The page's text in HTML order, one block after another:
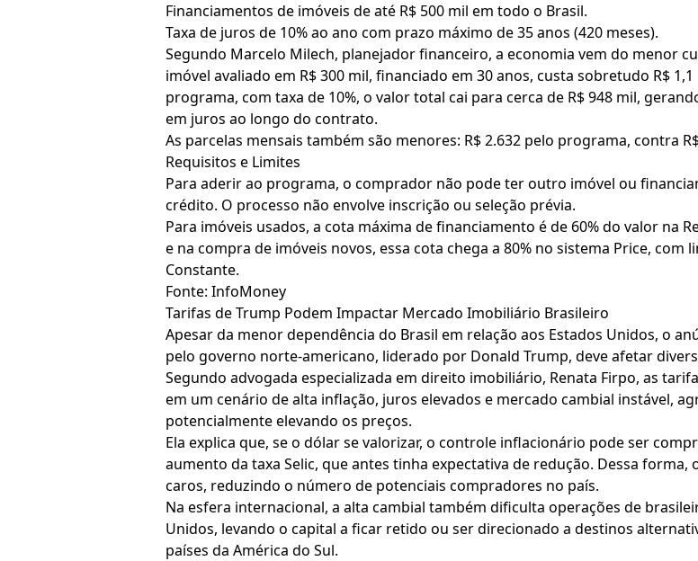
Financiamentos de imóveis de até R$ 500 mil em todo o Brasil.
Taxa de juros de 10% ao ano com prazo máximo de 35 anos (420 meses).
Segundo Marcelo Milech, planejador financeiro, a economia vem do menor
imóvel avaliado em R$ 300 mil, financiado em 30 anos, custa sobretudo R$
programa, com taxa de 10%, o valor total cai para cerca de R$ 948 mil,
em juros ao longo do contrato.
As parcelas mensais também são menores: R$ 2.632 pelo programa, contra
Requisitos e Limites
Para aderir ao programa, o comprador não pode ter outro imóvel ou
crédito. O processo não envolve inscrição ou seleção prévia.
Para imóveis usados, a cota máxima de financiamento é de 60% do valor na
e na compra de imóveis novos, essa cota chega a 80% no sistema Price, com
Constante.
Fonte: InfoMoney
Tarifas de Trump Podem Impactar Mercado Imobiliário Brasileiro
Apesar da menor dependência do Brasil em relação aos Estados Unidos, o
pelo governo norte-americano, liderado por Donald Trump, deve afetar
Segundo advogada especializada em direito imobiliário, Renata Firpo, as
em um cenário de alta inflação, juros elevados e mercado cambial instável,
potencialmente elevando os preços.
Ela explica que, se o dólar se valorizar, o controle inflacionário pode ser
aumento da taxa Selic, que antes tinha expectativa de redução. Dessa
caros, reduzindo o número de potenciais compradores no país.
Na esfera internacional, a alta cambial também dificulta operações de
Unidos, levando o capital a ficar retido ou ser direcionado a destinos
países da América do Sul.